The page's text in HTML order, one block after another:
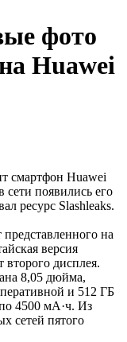
фото
Huawei
смартфон Huawei
появились его
ресурс Slashleaks.
на
версия
второго дисплея.
8,05 дюйма,
и 512 ГБ
4500 мА·ч. Из
сетей пятого